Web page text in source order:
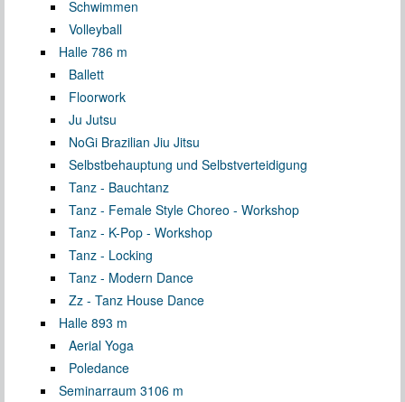
Schwimmen
Volleyball
Halle 786 m
Ballett
Floorwork
Ju Jutsu
NoGi Brazilian Jiu Jitsu
Selbstbehauptung und Selbstverteidigung
Tanz - Bauchtanz
Tanz - Female Style Choreo - Workshop
Tanz - K-Pop - Workshop
Tanz - Locking
Tanz - Modern Dance
Zz - Tanz House Dance
Halle 893 m
Aerial Yoga
Poledance
Seminarraum 3106 m